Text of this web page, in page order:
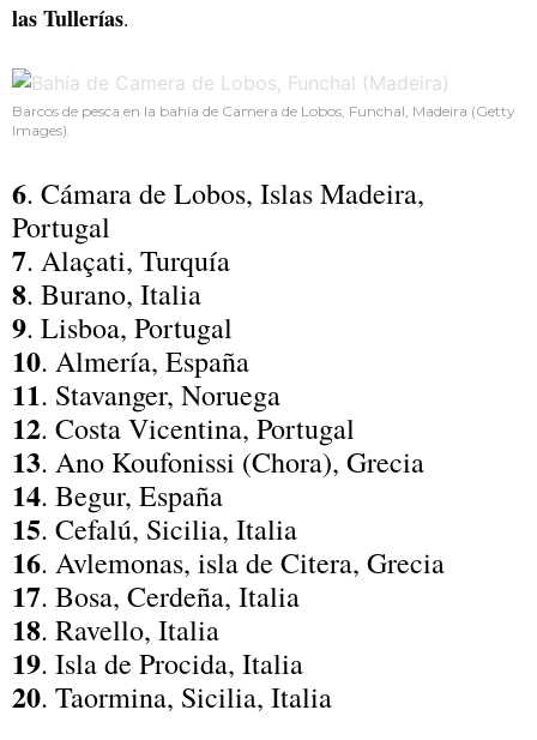
las Tullerías.
Barcos de pesca en la bahía de Camera de Lobos, Funchal, Madeira (Getty
Images).
6. Cámara de Lobos, Islas Madeira,
Portugal
7. Alaçati, Turquía
8. Burano, Italia
9. Lisboa, Portugal
10. Almería, España
11. Stavanger, Noruega
12. Costa Vicentina, Portugal
13. Ano Koufonissi (Chora), Grecia
14. Begur, España
15. Cefalú, Sicilia, Italia
16. Avlemonas, isla de Citera, Grecia
17. Bosa, Cerdeña, Italia
18. Ravello, Italia
19. Isla de Procida, Italia
20. Taormina, Sicilia, Italia